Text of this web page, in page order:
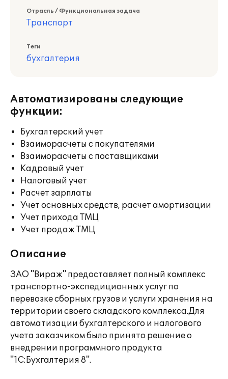
Отрасль / Функциональная задача
Транспорт
Теги
бухгалтерия
Автоматизированы следующие
функции:
Бухгалтерский учет
Взаиморасчеты с покупателями
Взаиморасчеты с поставщиками
Кадровый учет
Налоговый учет
Расчет зарплаты
Учет основных средств, расчет амортизации
Учет прихода ТМЦ
Учет продаж ТМЦ
Описание
ЗАО "Вираж" предоставляет полный комплекс
транспортно-экспедиционных услуг по
перевозке сборных грузов и услуги хранения на
территории своего складского комплекса.Для
автоматизации бухгалтерского и налогового
учета заказчиком было принято решение о
внедрении программного продукта
"1С:Бухгалтерия 8".